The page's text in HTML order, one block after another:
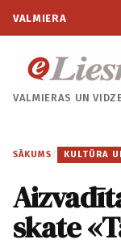
VALMIERA
VALMIERAS UN
SĀKUMS / KULTŪRA
skate